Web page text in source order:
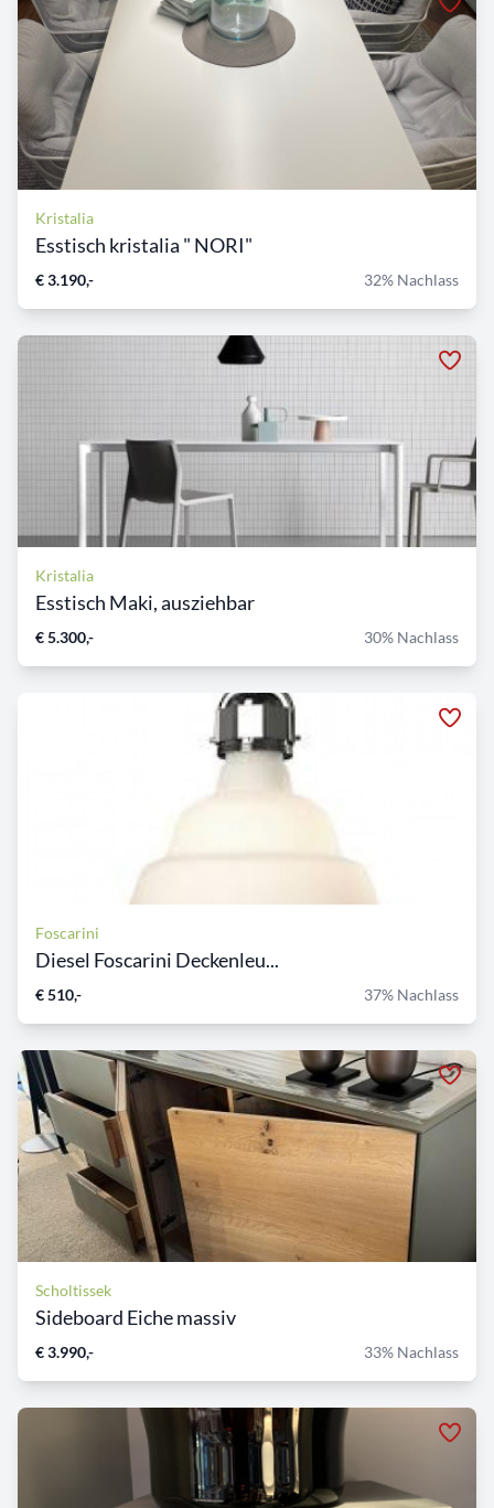
Kristalia
Esstisch kristalia " NORI"
€ 3.190,- 32% Nachlass
Kristalia
Esstisch Maki, ausziehbar
€ 5.300,- 30% Nachlass
Foscarini
Diesel Foscarini Deckenleu...
€ 510,- 37% Nachlass
Scholtissek
Sideboard Eiche massiv
€ 3.990,- 33% Nachlass